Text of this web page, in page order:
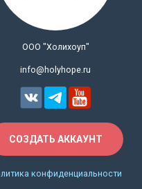
разные подписи мейлов
почтовые сервера для
возможность
/ учеников без школ в
импорт
ООО "Холихоуп"
info@holyhope.ru
СОЗДАТЬ АККАУНТ
конфиденциальности